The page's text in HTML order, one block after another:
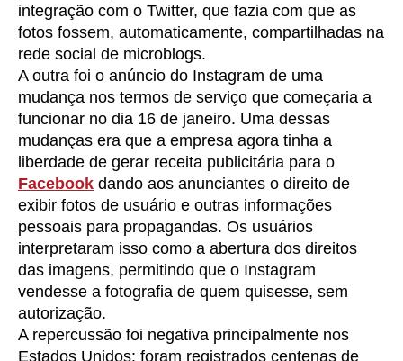
integração com o Twitter, que fazia com que as
fotos fossem, automaticamente, compartilhadas na
rede social de microblogs.
A outra foi o anúncio do Instagram de uma
mudança nos termos de serviço que começaria a
funcionar no dia 16 de janeiro. Uma dessas
mudanças era que a empresa agora tinha a
liberdade de gerar receita publicitária para o
Facebook dando aos anunciantes o direito de
exibir fotos de usuário e outras informações
pessoais para propagandas. Os usuários
interpretaram isso como a abertura dos direitos
das imagens, permitindo que o Instagram
vendesse a fotografia de quem quisesse, sem
autorização.
A repercussão foi negativa principalmente nos
Estados Unidos: foram registrados centenas de